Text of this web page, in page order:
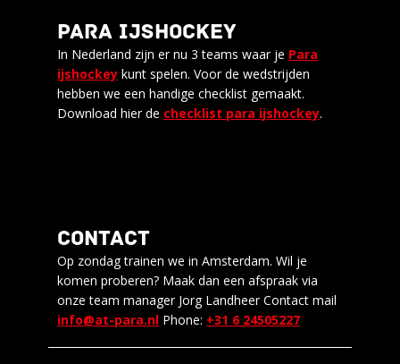
PARA IJSHOCKEY
In Nederland zijn er nu 3 teams waar je Para
ijshockey kunt spelen. Voor de wedstrijden
hebben we een handige checklist gemaakt.
Download hier de checklist para ijshockey.
CONTACT
Op zondag trainen we in Amsterdam. Wil je
komen proberen? Maak dan een afspraak via
onze team manager Jorg Landheer Contact mail
info@at-para.nl Phone: +31 6 24505227